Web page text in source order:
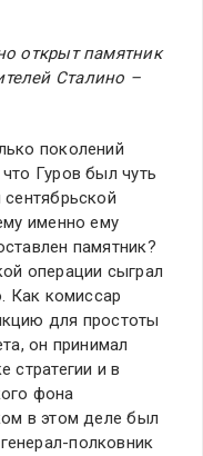
открыт памятник
Сталино –
поколений
Гуров был чуть
именно ему
памятник?
операции сыграл
Как комиссар
для простоты
он принимал
стратегии и в
фона
в этом деле был
полковник